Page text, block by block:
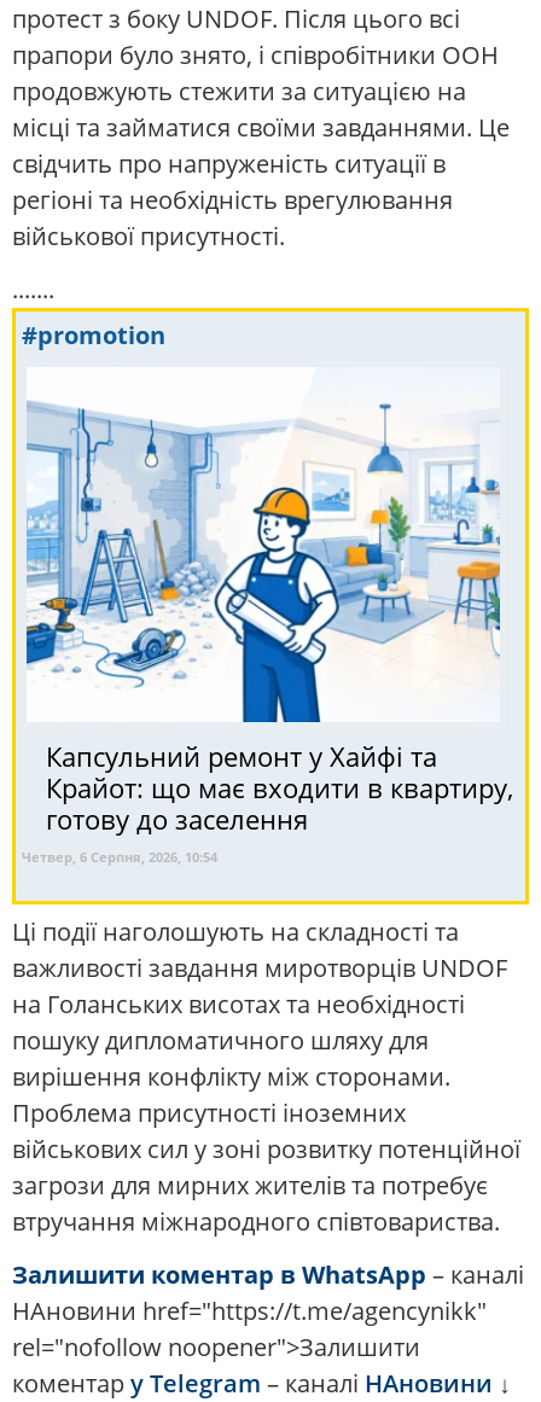
протест з боку UNDOF. Після цього всі
прапори було знято, і співробітники ООН
продовжують стежити за ситуацією на
місці та займатися своїми завданнями. Це
свідчить про напруженість ситуації в
регіоні та необхідність врегулювання
військової присутності.
.......
#promotion
Капсульний ремонт у Хайфі та
Крайот: що має входити в квартиру,
готову до заселення
Четвер, 6 Серпня, 2026, 10:54
Ці події наголошують на складності та
важливості завдання миротворців UNDOF
на Голанських висотах та необхідності
пошуку дипломатичного шляху для
вирішення конфлікту між сторонами.
Проблема присутності іноземних
військових сил у зоні розвитку потенційної
загрози для мирних жителів та потребує
втручання міжнародного співтовариства.
Залишити коментар в WhatsApp – каналі
НАновини href="https://t.me/agencynikk"
rel="nofollow noopener">Залишити
коментару Telegram – каналі НАновини ↓